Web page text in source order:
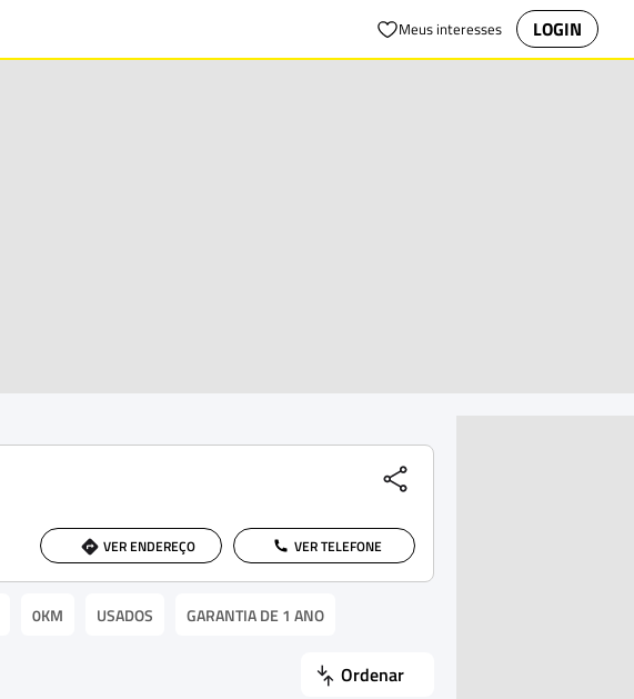
Meus interesses LOGIN
VER ENDEREÇO VER TELEFONE
0KM USADOS GARANTIA DE 1 ANO
Ordenar